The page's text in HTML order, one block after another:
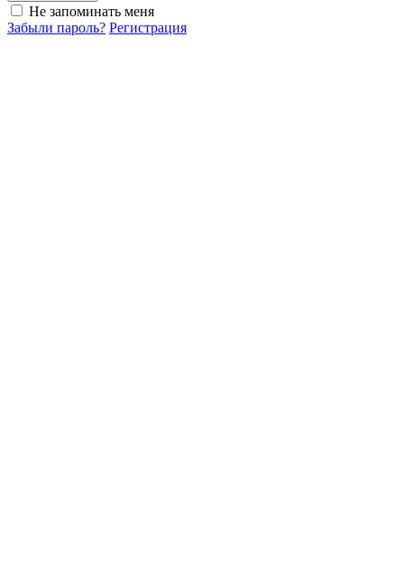
Не запоминать меня
Забыли пароль? Регистрация